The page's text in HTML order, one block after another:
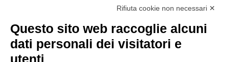
Rifiuta cookie non necessari ✕
Questo sito web raccoglie alcuni
dati personali dei visitatori e
utenti